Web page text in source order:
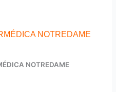
NOTREDAME
NOTREDAME